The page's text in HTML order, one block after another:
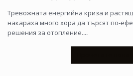
Тревожната енергийна криза и
накараха много хора да търсят по-
решения за отопление....